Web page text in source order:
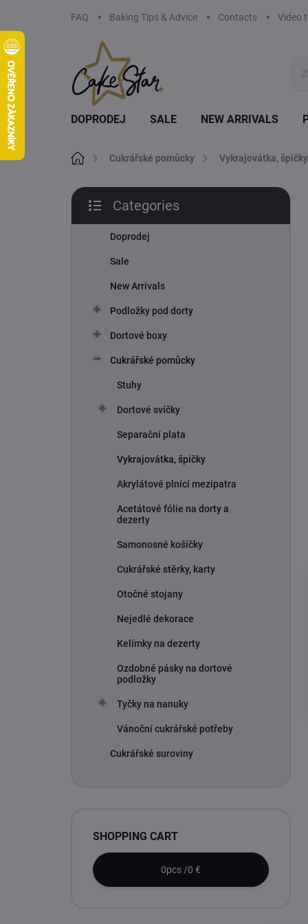
content
FAQ Baking Tips & Advice Contacts Video
DOPRODEJ SALE NEW ARRIVALS
Home Cukrářské pomůcky Vykrajovátka, špičky
S
d
categories
Categories
Doprodej
Sale
New Arrivals
Podložky pod dorty
Dortové boxy
Cukrářské pomůcky
Stuhy
Dortové svíčky
Separační plata
Vykrajovátka, špičky
Akrylátové plnící mezipatra
Acetátové fólie na dorty a
dezerty
Samonosné košíčky
Cukrářské stěrky, karty
Otočné stojany
Nejedlé dekorace
Kelímky na dezerty
Ozdobné pásky na dortové
podložky
Tyčky na nanuky
Vánoční cukrářské potřeby
Cukrářské suroviny
SHOPPING CART
0pcs /0 €